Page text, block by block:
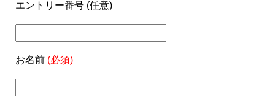
エントリー番号 (任意)
お名前 (必須)